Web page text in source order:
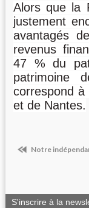
Alors que la
justement
avantagés
revenus
47 % du
patrimoine
correspond à
et de Nantes.
Notre
S'inscrire à la